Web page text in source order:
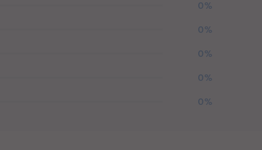
0%
0%
0%
0%
0%